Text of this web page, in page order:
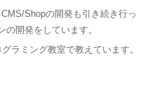
Shopの開発も引き続き行っ
開発をしています。
ラミング教室で教えています。